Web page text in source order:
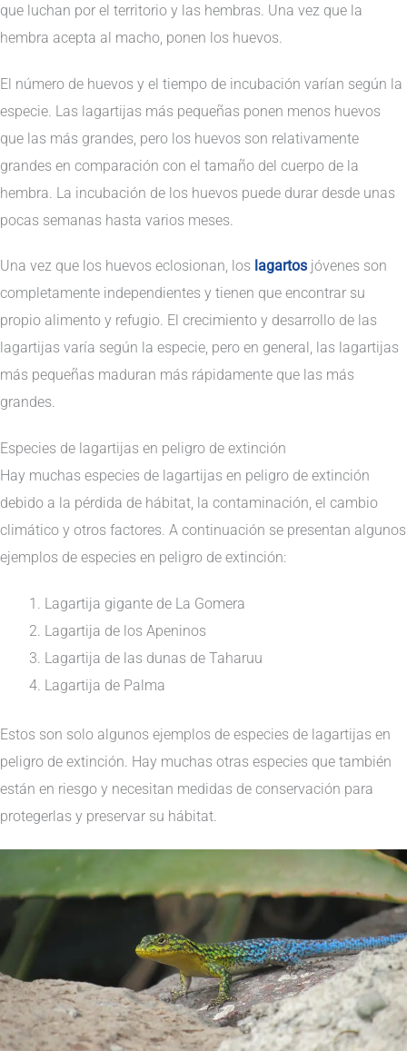
que luchan por el territorio y las hembras. Una vez que la
hembra acepta al macho, ponen los huevos.
El número de huevos y el tiempo de incubación varían según la
especie. Las lagartijas más pequeñas ponen menos huevos
que las más grandes, pero los huevos son relativamente
grandes en comparación con el tamaño del cuerpo de la
hembra. La incubación de los huevos puede durar desde unas
pocas semanas hasta varios meses.
Una vez que los huevos eclosionan, los lagartos jóvenes son
completamente independientes y tienen que encontrar su
propio alimento y refugio. El crecimiento y desarrollo de las
lagartijas varía según la especie, pero en general, las lagartijas
más pequeñas maduran más rápidamente que las más
grandes.
Especies de lagartijas en peligro de extinción
Hay muchas especies de lagartijas en peligro de extinción
debido a la pérdida de hábitat, la contaminación, el cambio
climático y otros factores. A continuación se presentan algunos
ejemplos de especies en peligro de extinción:
Lagartija gigante de La Gomera
Lagartija de los Apeninos
Lagartija de las dunas de Taharuu
Lagartija de Palma
Estos son solo algunos ejemplos de especies de lagartijas en
peligro de extinción. Hay muchas otras especies que también
están en riesgo y necesitan medidas de conservación para
protegerlas y preservar su hábitat.